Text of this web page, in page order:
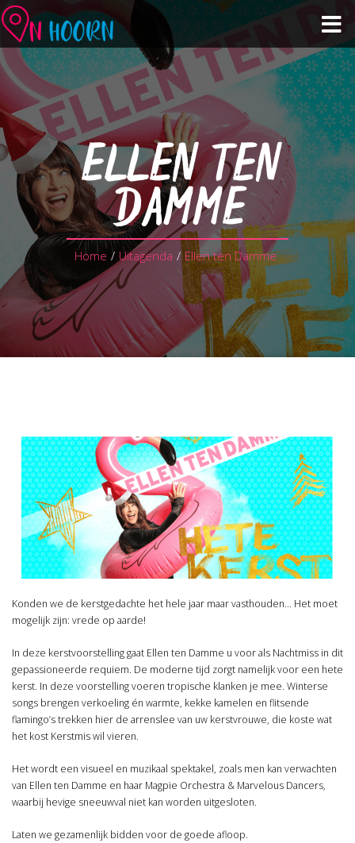
Agenda
Zien & Doen
Winkelen & Horeca
Over Hoorn
Plan je bezoek
ELLEN TEN
DAMME
Home / Uitagenda / Ellen ten Damme
Konden we de kerstgedachte het hele jaar maar vasthouden… Het moet
mogelijk zijn: vrede op aarde!
In deze kerstvoorstelling gaat Ellen ten Damme u voor als Nachtmiss in dit
gepassioneerde requiem. De moderne tijd zorgt namelijk voor een hete
kerst. In deze voorstelling voeren tropische klanken je mee. Winterse
songs brengen verkoeling én warmte, kekke kamelen en flitsende
flamingo’s trekken hier de arrenslee van uw kerstvrouwe, die koste wat
het kost Kerstmis wil vieren.
Het wordt een visueel en muzikaal spektakel, zoals men kan verwachten
van Ellen ten Damme en haar Magpie Orchestra & Marvelous Dancers,
waarbij hevige sneeuwval niet kan worden uitgesloten.
Laten we gezamenlijk bidden voor de goede afloop.